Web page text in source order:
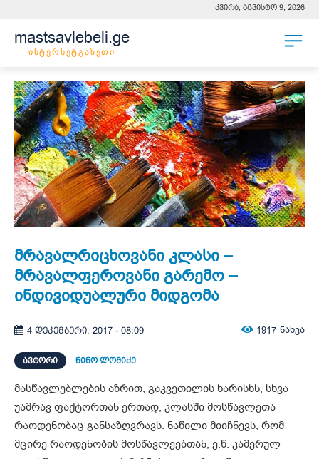
კვირა, აგვისტო 9, 2026
mastsavlebeli.ge
ინტერნეტგაზეთი
მრავალრიცხოვანი კლასი –
მრავალფეროვანი გარემო –
ინდივიდუალური მიდგომა
4 დეკემბერი, 2017 - 08:09 1917 ნახვა
ᲐᲕᲢᲝᲠᲘ ნინო ლომიძე
მასწავლებლების აზრით, გაკვეთილის ხარისხს, სხვა
უამრავ ფაქტორთან ერთად, კლასში მოსწავლეთა
რაოდენობაც განსაზღვრავს. ნაწილი მიიჩნევს, რომ
მცირე რაოდენობის მოსწავლეებთან, ე.წ. კამერულ